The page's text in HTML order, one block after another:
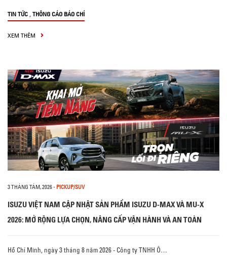
TIN TỨC , THÔNG CÁO BÁO CHÍ
XEM THÊM
3 THÁNG TÁM, 2026- PICKUP/SUV
ISUZU VIỆT NAM CẬP NHẬT SẢN PHẨM ISUZU D-MAX VÀ MU-X
2026: MỞ RỘNG LỰA CHỌN, NÂNG CẤP VẬN HÀNH VÀ AN TOÀN
Hồ Chí Minh, ngày 3 tháng 8 năm 2026 - Công ty TNHH Ô…